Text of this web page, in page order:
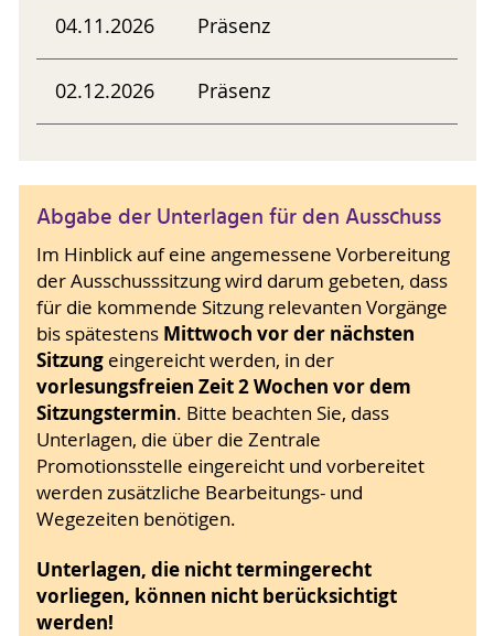
04.11.2026 Präsenz
02.12.2026 Präsenz
Abgabe der Unterlagen für den Ausschuss
Im Hinblick auf eine angemessene Vorbereitung
der Ausschusssitzung wird darum gebeten, dass
für die kommende Sitzung relevanten Vorgänge
bis spätestens Mittwoch vor der nächsten
Sitzung eingereicht werden, in der
vorlesungsfreien Zeit 2 Wochen vor dem
Sitzungstermin. Bitte beachten Sie, dass
Unterlagen, die über die Zentrale
Promotionsstelle eingereicht und vorbereitet
werden zusätzliche Bearbeitungs- und
Wegezeiten benötigen.
Unterlagen, die nicht termingerecht
vorliegen, können nicht berücksichtigt
werden!